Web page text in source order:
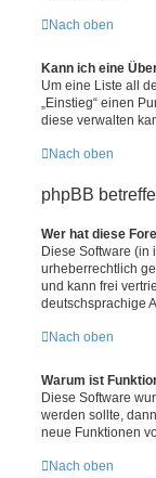
Nach oben
Kann ich eine
Um eine Liste all
„Einstieg“ einen
diese verwalten
Nach oben
phpBB
Wer hat diese
Diese Software (in
urheberrechtlich
und kann frei
deutschsprachige
Nach oben
Warum ist
Diese Software
werden sollte,
neue Funktionen
Nach oben